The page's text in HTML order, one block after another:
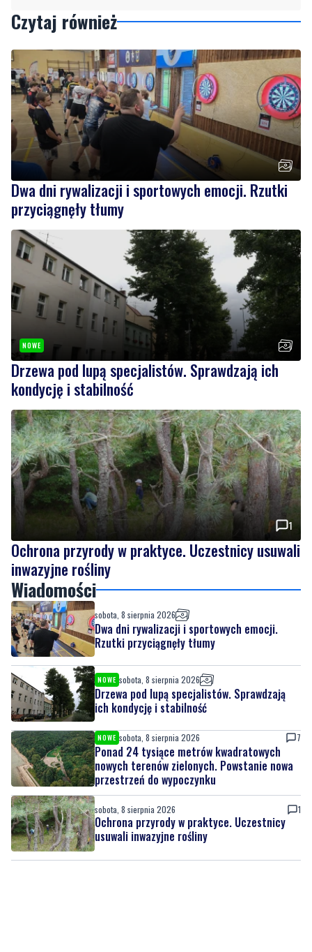
Dwa dni rywalizacji i sportowych emocji. Rzutki
przyciągnęły tłumy
NOWE
Drzewa pod lupą specjalistów. Sprawdzają ich
kondycję i stabilność
1
Ochrona przyrody w praktyce. Uczestnicy usuwali
inwazyjne rośliny
Wiadomości
sobota, 8 sierpnia 2026
Dwa dni rywalizacji i sportowych emocji.
Rzutki przyciągnęły tłumy
NOWE sobota, 8 sierpnia 2026
Drzewa pod lupą specjalistów. Sprawdzają
NOWE sobota, 8 sierpnia 2026
Ponad 24 tysiące metrów kwadratowych
nowych terenów zielonych. Powstanie nowa
przestrzeń do wypoczynku
sobota, 8 sierpnia 2026
Ochrona przyrody w praktyce. Uczestnicy
usuwali inwazyjne rośliny